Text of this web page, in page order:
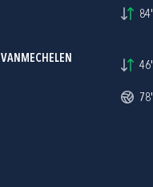
84'
46'
78'